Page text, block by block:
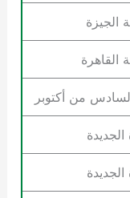
الجيزة
القاهرة
من أكتوبر
الجديدة
الجديدة